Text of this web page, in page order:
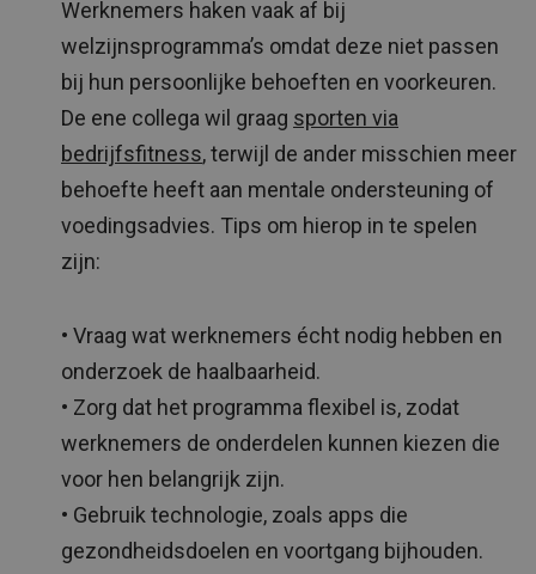
Werknemers haken vaak af bij
welzijnsprogramma’s omdat deze niet passen
bij hun persoonlijke behoeften en voorkeuren.
De ene collega wil graag sporten via
bedrijfsfitness, terwijl de ander misschien meer
behoefte heeft aan mentale ondersteuning of
voedingsadvies. Tips om hierop in te spelen
zijn:
• Vraag wat werknemers écht nodig hebben en
onderzoek de haalbaarheid.
• Zorg dat het programma flexibel is, zodat
werknemers de onderdelen kunnen kiezen die
voor hen belangrijk zijn.
• Gebruik technologie, zoals apps die
gezondheidsdoelen en voortgang bijhouden.